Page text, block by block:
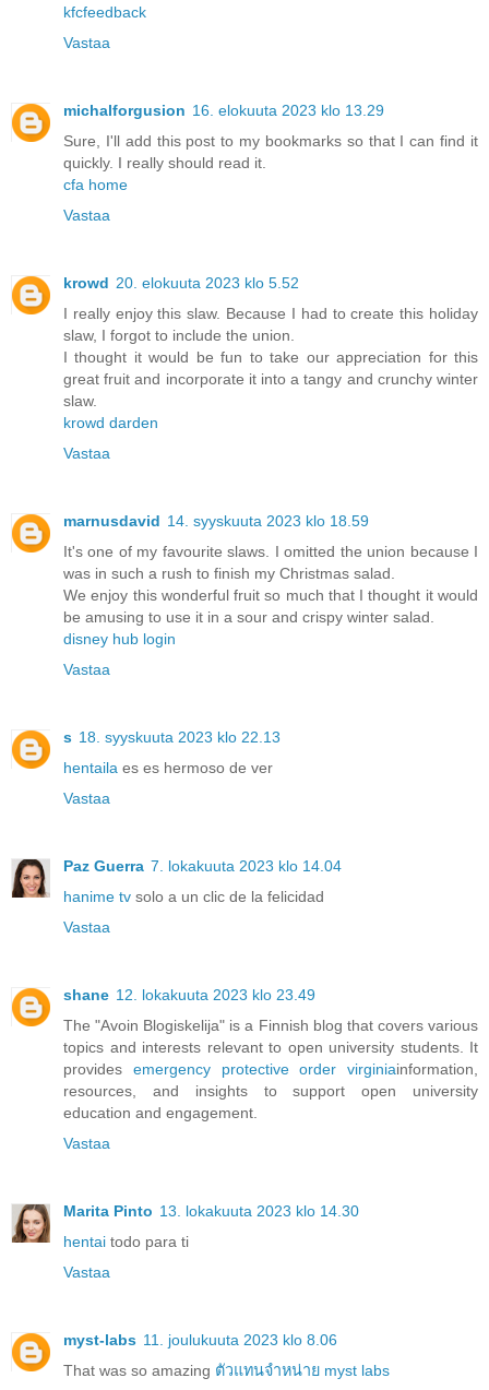
kfcfeedback
Vastaa
michalforgusion 16. elokuuta 2023 klo 13.29
Sure, I'll add this post to my bookmarks so that I can find it
quickly. I really should read it.
cfa home
Vastaa
krowd 20. elokuuta 2023 klo 5.52
I really enjoy this slaw. Because I had to create this holiday
slaw, I forgot to include the union.
I thought it would be fun to take our appreciation for this
great fruit and incorporate it into a tangy and crunchy winter
slaw.
krowd darden
Vastaa
marnusdavid 14. syyskuuta 2023 klo 18.59
It's one of my favourite slaws. I omitted the union because I
was in such a rush to finish my Christmas salad.
We enjoy this wonderful fruit so much that I thought it would
be amusing to use it in a sour and crispy winter salad.
disney hub login
Vastaa
s 18. syyskuuta 2023 klo 22.13
hentaila es es hermoso de ver
Vastaa
Paz Guerra 7. lokakuuta 2023 klo 14.04
hanime tv solo a un clic de la felicidad
Vastaa
shane 12. lokakuuta 2023 klo 23.49
The "Avoin Blogiskelija" is a Finnish blog that covers various
topics and interests relevant to open university students. It
provides emergency protective order virginiainformation,
resources, and insights to support open university
education and engagement.
Vastaa
Marita Pinto 13. lokakuuta 2023 klo 14.30
hentai todo para ti
Vastaa
myst-labs 11. joulukuuta 2023 klo 8.06
That was so amazing ตัวแทนจำหน่าย myst labs